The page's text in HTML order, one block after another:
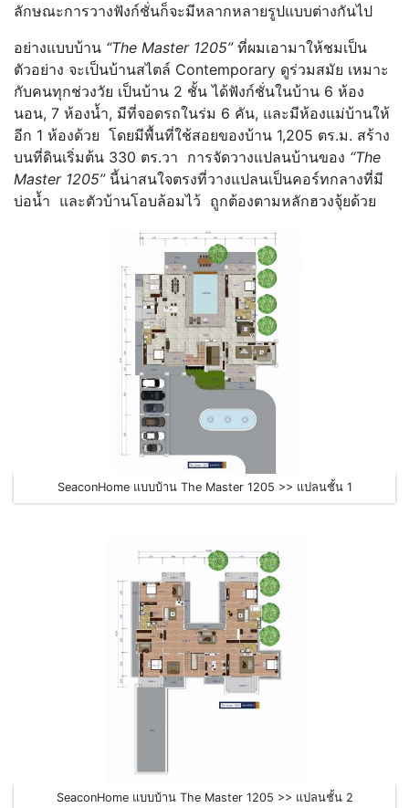
ลักษณะการวางฟังก์ชั่นก็จะมีหลากหลายรูปแบบต่างกันไป
อย่างแบบบ้าน “The Master 1205”ที่ผมเอามาให้ชมเป็น
ตัวอย่าง จะเป็นบ้านสไตล์ Contemporary ดูร่วมสมัย เหมาะ
กับคนทุกช่วงวัย เป็นบ้าน 2 ชั้น ได้ฟังก์ชั่นในบ้าน 6 ห้อง
นอน, 7 ห้องน้ำ, มีที่จอดรถในร่ม 6 คัน, และมีห้องแม่บ้านให้
อีก 1 ห้องด้วย โดยมีพื้นที่ใช้สอยของบ้าน 1,205 ตร.ม. สร้าง
บนที่ดินเริ่มต้น 330 ตร.วา การจัดวางแปลนบ้านของ “The
Master 1205”นี้น่าสนใจตรงที่วางแปลนเป็นคอร์ทกลางที่มี
บ่อน้ำ และตัวบ้านโอบล้อมไว้ ถูกต้องตามหลักฮวงจุ้ยด้วย
SeaconHome แบบบ้าน The Master 1205 >> แปลนชั้น 1
SeaconHome แบบบ้าน The Master 1205 >> แปลนชั้น 2